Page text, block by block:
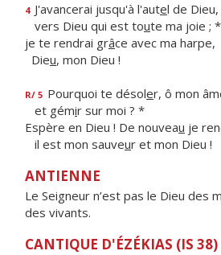
4 J'avancerai jusqu'à l'autel de Dieu,
vers Dieu qui est toute ma joie ; *
je te rendrai grâce avec ma harpe,
Dieu, mon Dieu !
R/ 5 Pourquoi te désoler, ô mon
et gémir sur moi ? *
Espère en Dieu ! De nouveau je
il est mon sauveur et mon Dieu !
ANTIENNE
Le Seigneur n’est pas le Dieu des
des vivants.
CANTIQUE D'ÉZÉKIAS (IS 38)